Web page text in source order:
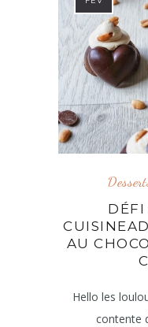
DÉFI
AU
Hello les
contente